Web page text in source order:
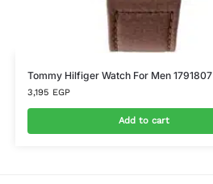
Tommy Hilfiger Watch For Men 1791807
3,195 EGP
Add to cart